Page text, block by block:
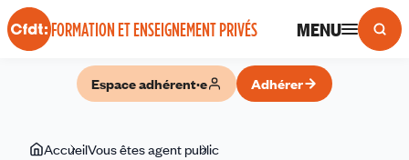
Panneau de gestion des cookies
FORMATION ET ENSEIGNEMENT PRIVÉS MENU
Espace adhérent·e Adhérer
VousAccueilVous êtes agent public